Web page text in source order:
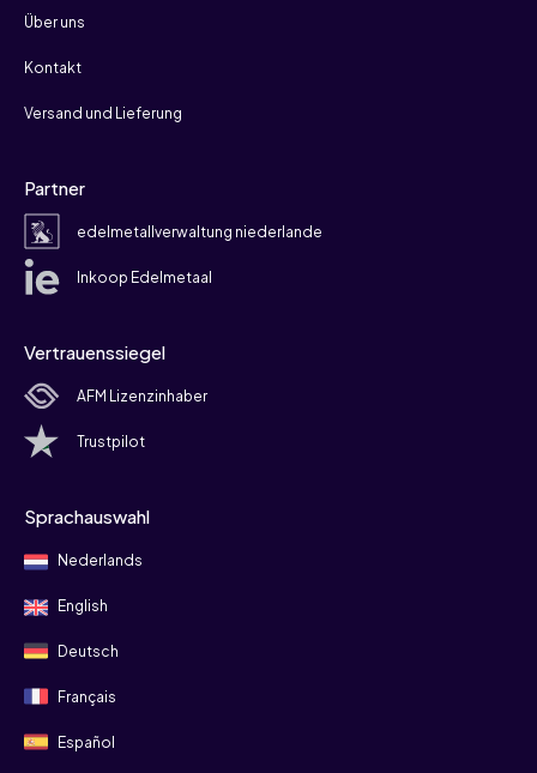
Über uns
Kontakt
Versand und Lieferung
Partner
edelmetallverwaltung niederlande
Inkoop Edelmetaal
Vertrauenssiegel
AFM Lizenzinhaber
Trustpilot
Sprachauswahl
Nederlands
English
Deutsch
Français
Español